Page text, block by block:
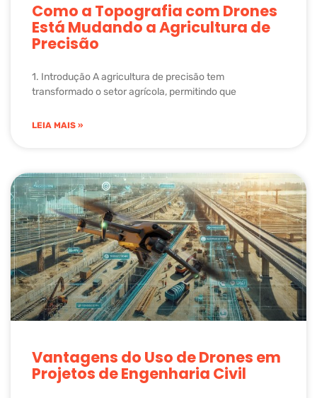
Como a Topografia com Drones
Está Mudando a Agricultura de
Precisão
1. Introdução A agricultura de precisão tem
transformado o setor agrícola, permitindo que
LEIA MAIS »
Vantagens do Uso de Drones em
Projetos de Engenharia Civil